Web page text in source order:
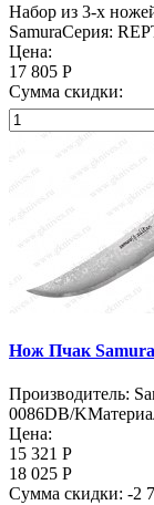
Набор из 3-х
SamuraСерия:
Цена:
17 805 Р
Сумма скидки:
Нож Пчак Samura
Производитель:
0086DB/
Цена:
15 321 Р
18 025 Р
Сумма скидки: -2